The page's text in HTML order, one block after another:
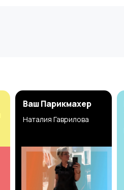
Ваш Парикмахер
Наталия Гаврилова